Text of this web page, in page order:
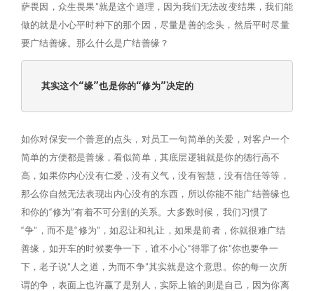
萨畏因，众生畏果”就是这个道理，因为我们无法改变结果，我们能
做的就是小心平时种下的那个因，尽量是善的念头，然后平时尽量
要广结善缘。那么什么是广结善缘？
其实这个“缘”也是你的“修为”决定的
如你对保安一个善意的点头，对员工一句简单的关爱，对客户一个
简单的方便都是善缘，看似简单，其底层逻辑就是你的德行高不
高，如果你内心没有仁爱，没有义气，没有智慧，没有信任等等，
那么你自然无法表现出内心没有的东西，所以你能不能广结善缘也
和你的“修为”有着不可分割的关系。大多数时候，我们习惯了
“争”，而不是“修为”，如忍让和礼让，如果是前者，你就很难广结
善缘，如开车的时候要争一下，谁不小心“得罪了你”你也要争一
下，老子说”人之道，为而不争”其实就是这个意思。你的每一次所
谓的争，表面上也许赢了是别人，实际上输的则是自己，因为你离